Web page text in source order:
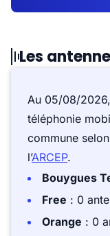
Les
Au 05/08/
téléphonie
commune
l’ARCEP.
Bouygues
Free : 0
Orange : 0